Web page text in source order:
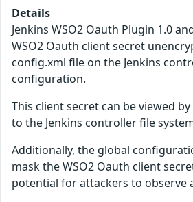
Details
Jenkins WSO2 Oauth Plugin 1.0
WSO2 Oauth client secret
config.xml file on the Jenkins
configuration.
This client secret can be viewed
to the Jenkins controller file
Additionally, the global
mask the WSO2 Oauth client
potential for attackers to observe